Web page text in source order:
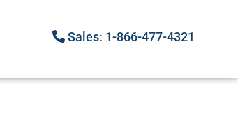
Sales: 1-866-477-4321